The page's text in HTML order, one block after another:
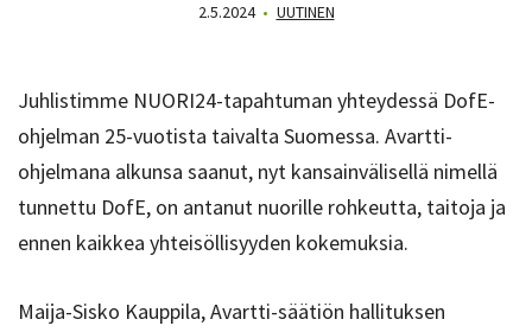
2.5.2024 • UUTINEN
Juhlistimme NUORI24-tapahtuman yhteydessä DofE-
ohjelman 25-vuotista taivalta Suomessa. Avartti-
ohjelmana alkunsa saanut, nyt kansainvälisellä nimellä
tunnettu DofE, on antanut nuorille rohkeutta, taitoja ja
ennen kaikkea yhteisöllisyyden kokemuksia.
Maija-Sisko Kauppila, Avartti-säätiön hallituksen